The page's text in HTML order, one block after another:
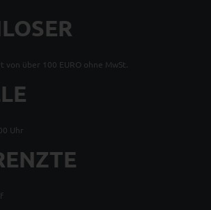
von über 100 EURO ohne MwSt.
Uhr